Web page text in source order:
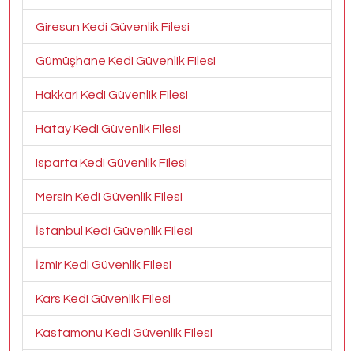
Giresun Kedi Güvenlik Filesi
Gümüşhane Kedi Güvenlik Filesi
Hakkari Kedi Güvenlik Filesi
Hatay Kedi Güvenlik Filesi
Isparta Kedi Güvenlik Filesi
Mersin Kedi Güvenlik Filesi
İstanbul Kedi Güvenlik Filesi
İzmir Kedi Güvenlik Filesi
Kars Kedi Güvenlik Filesi
Kastamonu Kedi Güvenlik Filesi